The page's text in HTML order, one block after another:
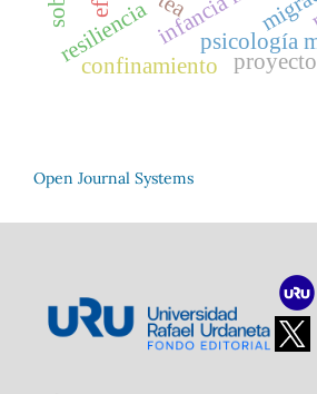
psicología
confinamiento
resiliencia
Open Journal Systems